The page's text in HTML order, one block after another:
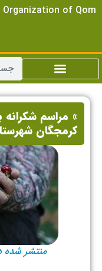
of Qom
» مراسم
کرمجگان
منتشر شده در